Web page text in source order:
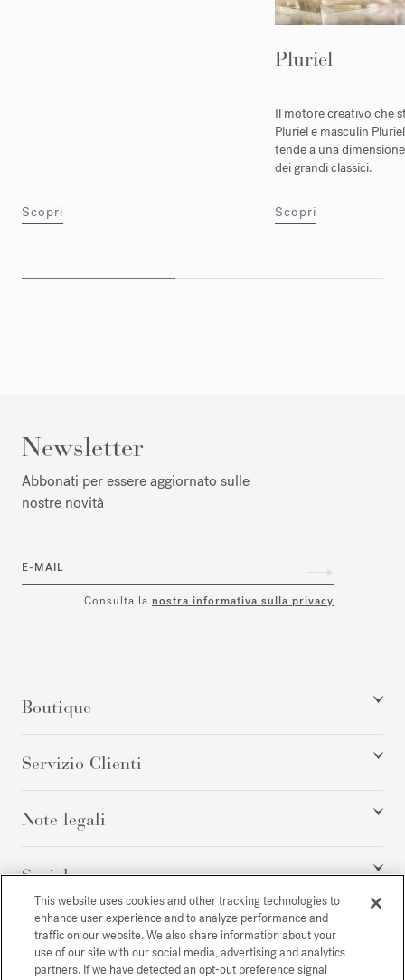
Scopri
Pluriel
Il motore creativo che
Pluriel e masculin
tende a una
dei grandi classici.
Scopri
Newsletter
Abbonati per essere aggiornato sulle
nostre novità
E-MAIL
Consulta la nostra informativa sulla privacy
Boutique
Servizio Clienti
Note legali
Social
Tutti i diritti riservati
This website uses cookies and other tracking technologies to
enhance user experience and to analyze performance and
traffic on our website. We also share information about your
use of our site with our social media, advertising and analytics
partners. If we have detected an opt-out preference signal